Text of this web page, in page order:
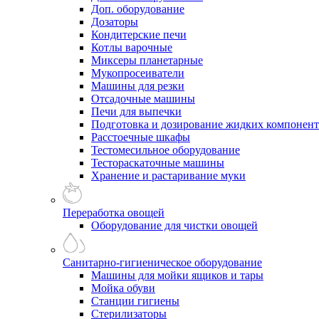
Доп. оборудование
Дозаторы
Кондитерские печи
Котлы варочные
Миксеры планетарные
Мукопросеиватели
Машины для резки
Отсадочные машины
Печи для выпечки
Подготовка и дозирование жидких
Расстоечные шкафы
Тестомесильное оборудование
Тестораскаточные машины
Хранение и растаривание муки
Переработка овощей
Оборудование для чистки овощей
Санитарно-гигиеническое оборудование
Машины для мойки ящиков и тары
Мойка обуви
Станции гигиены
Стерилизаторы